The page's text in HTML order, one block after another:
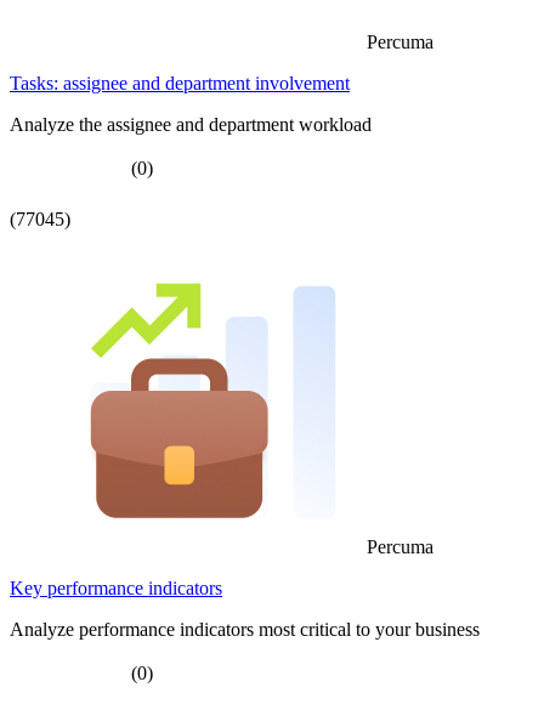
Percuma
Tasks: assignee and department involvement
Analyze the assignee and department workload
(0)
(77045)
Percuma
Key performance indicators
Analyze performance indicators most critical to your business
(0)